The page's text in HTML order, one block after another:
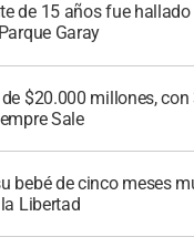
de 15 años fue
Garay
$20.000 millones,
Sale
bebé de cinco meses
Libertad